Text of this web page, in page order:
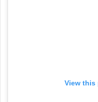
View this